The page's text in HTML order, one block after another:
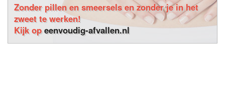
Zonder pillen en smeersels en zonder je in het
zweet te werken!
Kijk opeenvoudig-afvallen.nl